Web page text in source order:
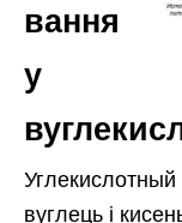
вання
у
Углекислотный
вуглець і